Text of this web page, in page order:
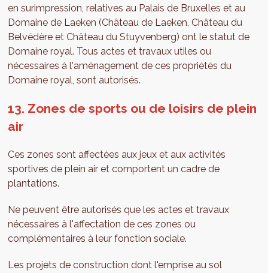
en surimpression, relatives au Palais de Bruxelles et au
Domaine de Laeken (Château de Laeken, Château du
Belvédère et Château du Stuyvenberg) ont le statut de
Domaine royal. Tous actes et travaux utiles ou
nécessaires à l'aménagement de ces propriétés du
Domaine royal, sont autorisés.
13. Zones de sports ou de loisirs de plein
air
Ces zones sont affectées aux jeux et aux activités
sportives de plein air et comportent un cadre de
plantations.
Ne peuvent être autorisés que les actes et travaux
nécessaires à l'affectation de ces zones ou
complémentaires à leur fonction sociale.
Les projets de construction dont l'emprise au sol